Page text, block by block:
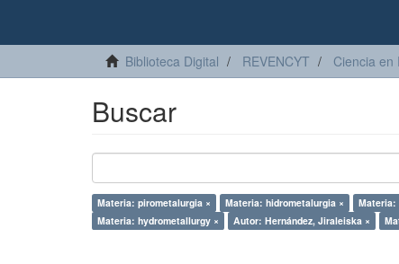
Biblioteca Digital REVENCYT Ciencia en
Buscar
Materia: pirometalurgia × Materia: hidrometalurgia × Materia:
Materia: hydrometallurgy ×
Autor: Hernández, Jiraleiska ×